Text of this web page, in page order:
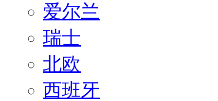
爱尔兰
瑞士
北欧
西班牙